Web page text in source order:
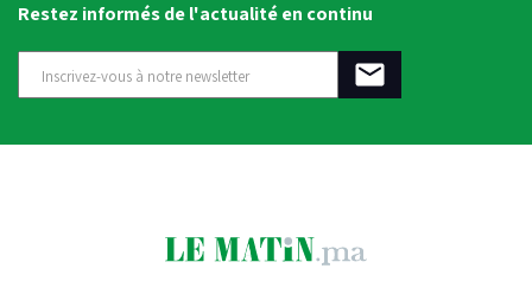
Restez informés de l'actualité en continu